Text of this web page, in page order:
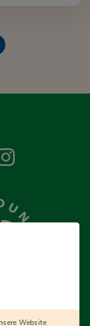
Wir
Start in den
Website